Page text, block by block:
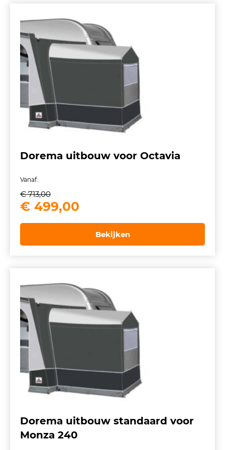
Dorema uitbouw voor Octavia
Vanaf:
€713,00
Oorspronkelijke
€ 713,00.
€ 499,00
€ 499,00.
Bekijken
Dorema uitbouw standaard voor
Monza 240